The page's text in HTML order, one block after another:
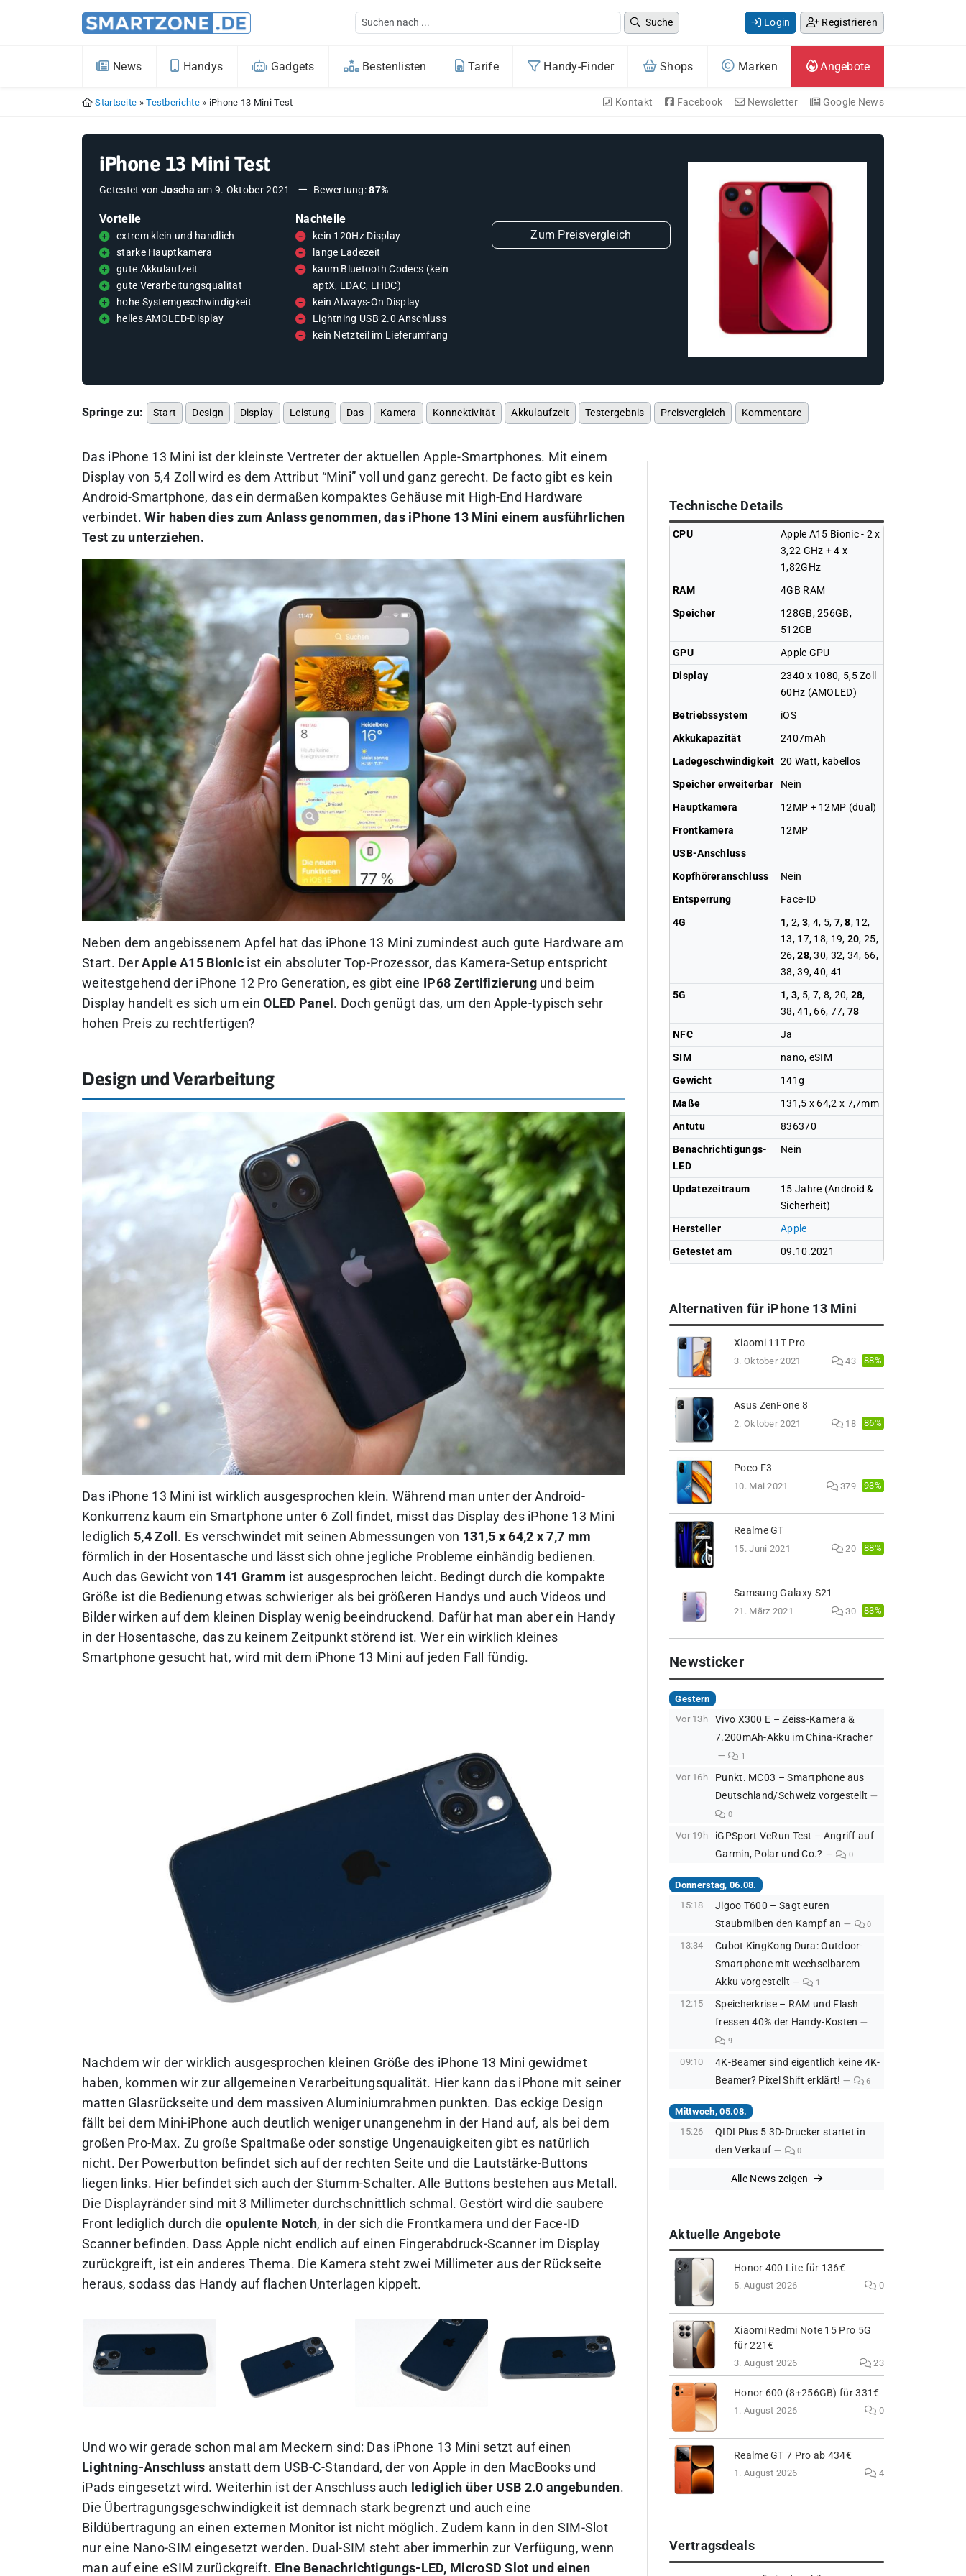
Suche Login Registrieren
News Handys Gadgets Bestenlisten Tarife Handy-Finder Shops Marken Angebote
Startseite »Testberichte» iPhone 13 Mini Test Kontakt Facebook Newsletter Google News
iPhone 13 Mini Test
Getestet von Joscha am 9. Oktober 2021 Bewertung:87%
Vorteile
extrem klein und handlich
starke Hauptkamera
gute Akkulaufzeit
gute Verarbeitungsqualität
hohe Systemgeschwindigkeit
helles AMOLED-Display
Nachteile
kein 120Hz Display
lange Ladezeit
kaum Bluetooth Codecs (kein
aptX, LDAC, LHDC)
kein Always-On Display
Lightning USB 2.0 Anschluss
kein Netzteil im Lieferumfang
Zum Preisvergleich
Springe zu: Start Design Display Leistung Das Kamera Konnektivität Akkulaufzeit Testergebnis Preisvergleich Kommentare
Das iPhone 13 Mini ist der kleinste Vertreter der aktuellen Apple-Smartphones. Mit einem
Display von 5,4 Zoll wird es dem Attribut “Mini” voll und ganz gerecht. De facto gibt es kein
Android-Smartphone, das ein dermaßen kompaktes Gehäuse mit High-End Hardware
verbindet.Wir haben dies zum Anlass genommen, das iPhone 13 Mini einem ausführlichen
Test zu unterziehen.
Neben dem angebissenem Apfel hat das iPhone 13 Mini zumindest auch gute Hardware am
Start. DerApple A15 Bionic ist ein absoluter Top-Prozessor, das Kamera-Setup entspricht
weitestgehend der iPhone 12 Pro Generation, es gibt eine
IP68 Zertifizierungund beim
Display handelt es sich um einOLED Panel . Doch genügt das, um den Apple-typisch sehr
hohen Preis zu rechtfertigen?
Design und Verarbeitung
Das iPhone 13 Mini ist wirklich ausgesprochen klein. Während man unter der Android-
Konkurrenz kaum ein Smartphone unter 6 Zoll findet, misst das Display des iPhone 13 Mini
lediglich 5,4 Zoll . Es verschwindet mit seinen Abmessungen von 131,5 x 64,2 x 7,7 mm
förmlich in der Hosentasche und lässt sich ohne jegliche Probleme einhändig bedienen.
Auch das Gewicht von 141 Gramm ist ausgesprochen leicht. Bedingt durch die kompakte
Größe ist die Bedienung etwas schwieriger als bei größeren Handys und auch Videos und
Bilder wirken auf dem kleinen Display wenig beeindruckend. Dafür hat man aber ein Handy
in der Hosentasche, das zu keinem Zeitpunkt störend ist. Wer ein wirklich kleines
Smartphone gesucht hat, wird mit dem iPhone 13 Mini auf jeden Fall fündig.
Nachdem wir der wirklich ausgesprochen kleinen Größe des iPhone 13 Mini gewidmet
haben, kommen wir zur allgemeinen Verarbeitungsqualität. Hier kann das iPhone mit seiner
matten Glasrückseite und dem massiven Aluminiumrahmen punkten. Das eckige Design
fällt bei dem Mini-iPhone auch deutlich weniger unangenehm in der Hand auf, als bei dem
großen Pro-Max. Zu große Spaltmaße oder sonstige Ungenauigkeiten gibt es natürlich
nicht. Der Powerbutton befindet sich auf der rechten Seite und die Lautstärke-Buttons
liegen links. Hier befindet sich auch der Stumm-Schalter. Alle Buttons bestehen aus Metall.
Die Displayränder sind mit 3 Millimeter durchschnittlich schmal. Gestört wird die saubere
Front lediglich durch die opulente Notch, in der sich die Frontkamera und der Face-ID
Scanner befinden. Dass Apple nicht endlich auf einen Fingerabdruck-Scanner im Display
zurückgreift, ist ein anderes Thema. Die Kamera steht zwei Millimeter aus der Rückseite
heraus, sodass das Handy auf flachen Unterlagen kippelt.
Und wo wir gerade schon mal am Meckern sind: Das iPhone 13 Mini setzt auf einen
Lightning-Anschluss anstatt dem USB-C-Standard, der von Apple in den MacBooks und
iPads eingesetzt wird. Weiterhin ist der Anschluss auch lediglich über USB 2.0 angebunden.
Die Übertragungsgeschwindigkeit ist demnach stark begrenzt und auch eine
Bildübertragung an einen externen Monitor ist nicht möglich. Zudem kann in den SIM-Slot
nur eine Nano-SIM eingesetzt werden. Dual-SIM steht aber immerhin zur Verfügung, wenn
man auf eine eSIM zurückgreift. Eine Benachrichtigungs-LED, MicroSD Slot und einen
Technische Details
CPU
Apple A15 Bionic - 2 x
3,22 GHz + 4 x
1,82GHz
RAM
4GB RAM
Speicher
128GB, 256GB,
512GB
GPU
Apple GPU
Display
2340 x 1080, 5,5 Zoll
60Hz (AMOLED)
Betriebssystem
iOS
Akkukapazität
2407mAh
Ladegeschwindigkeit 20 Watt, kabellos
Speicher erweiterbar
Nein
Hauptkamera
12MP + 12MP (dual)
Frontkamera
12MP
USB-Anschluss
Kopfhöreranschluss
Nein
Entsperrung
Face-ID
4G
1, 2, 3, 4, 5, 7,8, 12,
13, 17, 18, 19, 20, 25,
26,28, 30, 32, 34, 66,
38, 39, 40, 41
5G
1, 3, 5, 7, 8, 20, 28,
38, 41, 66, 77, 78
NFC
Ja
SIM
nano, eSIM
Gewicht
141g
Maße
131,5 x 64,2 x 7,7mm
Antutu
836370
Benachrichtigungs-
LED
Nein
Updatezeitraum
15 Jahre (Android &
Sicherheit)
Hersteller
Apple
Getestet am
09.10.2021
Alternativen für iPhone 13 Mini
Xiaomi 11T Pro
3. Oktober 2021 43 88%
Asus ZenFone 8
2. Oktober 2021 18 86%
Poco F3
10. Mai 2021 379 93%
Realme GT
15. Juni 2021 20 88%
Samsung Galaxy S21
21. März 2021 30 83%
Newsticker
Gestern
Vor 13h
Vivo X300 E – Zeiss-Kamera &
7.200mAh-Akku im China-Kracher
1
Vor 16h
Punkt. MC03 – Smartphone aus
Deutschland/Schweiz vorgestellt
0
Vor 19h
iGPSport VeRun Test – Angriff auf
Garmin, Polar und Co.?
0
Donnerstag, 06.08.
15:18
Jigoo T600 – Sagt euren
Staubmilben den Kampf an
0
13:34
Cubot KingKong Dura: Outdoor-
Smartphone mit wechselbarem
Akku vorgestellt
1
12:15
Speicherkrise – RAM und Flash
fressen 40% der Handy-Kosten
9
09:10
4K-Beamer sind eigentlich keine 4K-
Beamer? Pixel Shift erklärt!
6
Mittwoch, 05.08.
15:26
QIDI Plus 5 3D-Drucker startet in
den Verkauf
0
Alle News zeigen
Aktuelle Angebote
Honor 400 Lite für 136€
5. August 2026 0
Xiaomi Redmi Note 15 Pro 5G
für 221€
3. August 2026 23
Honor 600 (8+256GB) für 331€
1. August 2026 0
Realme GT 7 Pro ab 434€
1. August 2026 4
Vertragsdeals